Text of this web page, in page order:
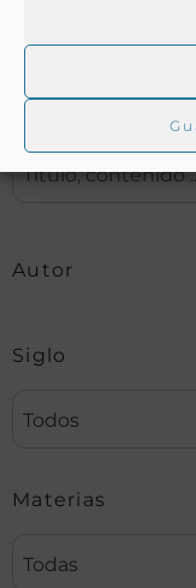
Biblioteca
Autor
Siglo
Todos
Materias
Todas